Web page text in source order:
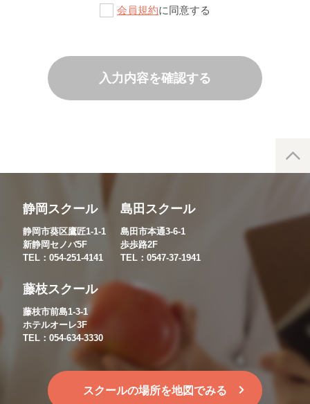
会員規約に同意する
入力内容を確認する
静岡スクール
静岡市葵区鷹匠1-1-1
新静岡セノバ5F
TEL：054-251-4141
島田スクール
島田市本通3-6-1
歩歩路2F
TEL：0547-37-1941
藤枝スクール
藤枝市前島1-3-1
ホテルオーレ3F
TEL：054-634-3330
スクールの場所を地図でみる